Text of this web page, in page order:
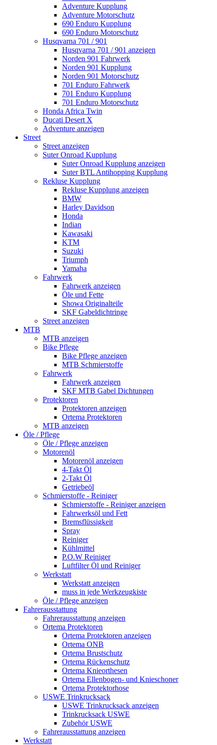
Adventure Kupplung
Adventure Motorschutz
690 Enduro Kupplung
690 Enduro Motorschutz
Husqvarna 701 / 901
Husqvarna 701 / 901 anzeigen
Norden 901 Fahrwerk
Norden 901 Kupplung
Norden 901 Motorschutz
701 Enduro Fahrwerk
701 Enduro Kupplung
701 Enduro Motorschutz
Honda Africa Twin
Ducati Desert X
Adventure anzeigen
Street
Street anzeigen
Suter Onroad Kupplung
Suter Onroad Kupplung anzeigen
Suter BTL Antihopping Kupplung
Rekluse Kupplung
Rekluse Kupplung anzeigen
BMW
Harley Davidson
Honda
Indian
Kawasaki
KTM
Suzuki
Triumph
Yamaha
Fahrwerk
Fahrwerk anzeigen
Öle und Fette
Showa Originalteile
SKF Gabeldichtringe
Street anzeigen
MTB
MTB anzeigen
Bike Pflege
Bike Pflege anzeigen
MTB Schmierstoffe
Fahrwerk
Fahrwerk anzeigen
SKF MTB Gabel Dichtungen
Protektoren
Protektoren anzeigen
Ortema Protektoren
MTB anzeigen
Öle / Pflege
Öle / Pflege anzeigen
Motorenöl
Motorenöl anzeigen
4-Takt Öl
2-Takt Öl
Getriebeöl
Schmierstoffe - Reiniger
Schmierstoffe - Reiniger anzeigen
Fahrwerksöl und Fett
Bremsflüssigkeit
Spray
Reiniger
Kühlmittel
P.O.W Reiniger
Luftfilter Öl und Reiniger
Werkstatt
Werkstatt anzeigen
muss in jede Werkzeugkiste
Öle / Pflege anzeigen
Fahrerausstattung
Fahrerausstattung anzeigen
Ortema Protektoren
Ortema Protektoren anzeigen
Ortema ONB
Ortema Brustschutz
Ortema Rückenschutz
Ortema Knieorthesen
Ortema Ellenbogen- und Knieschoner
Ortema Protektorhose
USWE Trinkrucksack
USWE Trinkrucksack anzeigen
Trinkrucksack USWE
Zubehör USWE
Fahrerausstattung anzeigen
Werkstatt